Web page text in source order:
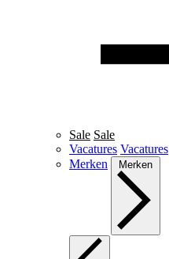
Sale Sale
Vacatures Vacatures
Merken
Merken